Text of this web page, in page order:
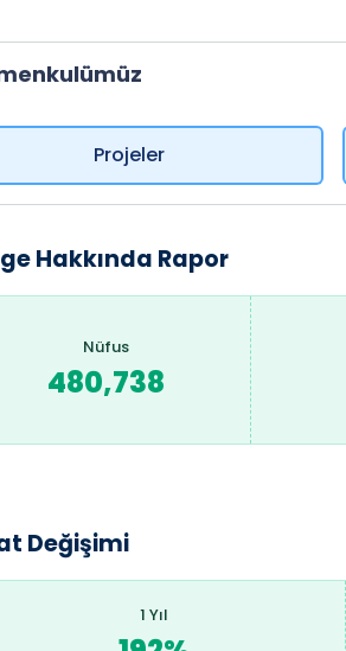
Projeler
Hakkında Rapor
Nüfus
480,738
Değişimi
1 Yıl